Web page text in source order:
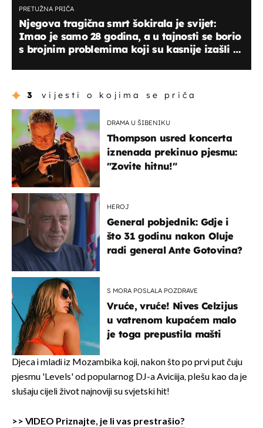
PRETUŽNA PRIČA
Njegova tragična smrt šokirala je svijet:
Imao je samo 28 godina, a u tajnosti se borio
s brojnim problemima koji su kasnije izašli u
3 vijesti o kojima se priča
DRAMA U ŠIBENIKU
Thompson usred koncerta
iznenada prekinuo pjesmu:
"Zovite hitnu!"
HEROJ
General pobjednik: Gdje i
što 31 godinu nakon Oluje
radi general Ante Gotovina?
S MORA POSLALA POZDRAVE
Vruće, vruće! Nives Celzijus
u vatrenom kupaćem malo
je toga prepustila mašti
Djeca i mladi iz Mozambika koji, nakon što po prvi put čuju
pjesmu 'Levels' od popularnog DJ-a Aviciija, plešu kao da je
slušaju cijeli život najnoviji su svjetski hit!
>> VIDEO Priznajte, je li vas prestrašio?